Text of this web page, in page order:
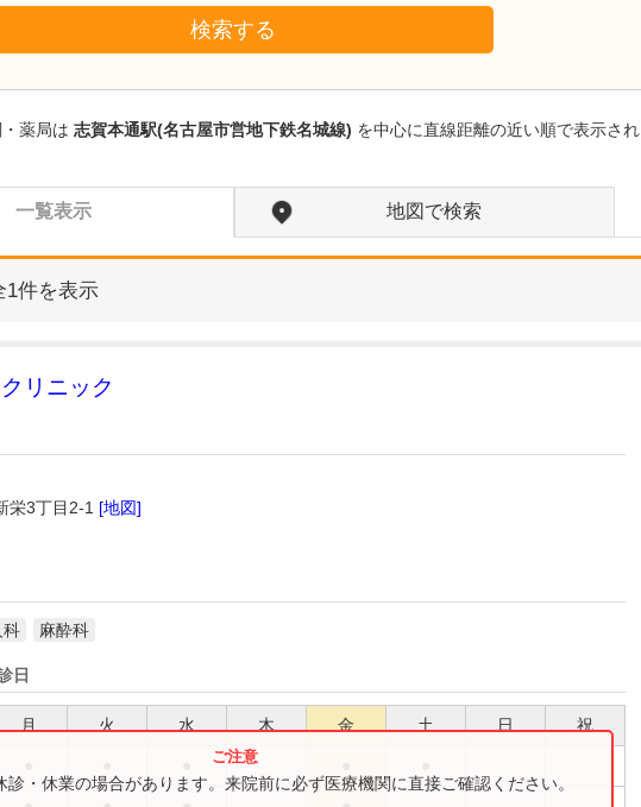
検索する
薬局は 志賀本通駅(名古屋市営地下鉄名城線) を中心に直線距離の近い順で表示され
一覧表示 地図で検索
1件を表示
リニック
栄3丁目2-1 [地図]
科 麻酔科
日
月 火 水 木 金 土 日 祝
診・休業の場合があります。来院前に必ず医療機関に直接ご確認ください。
岡崎ゆうあいクリニック
小林 正学院長取材記事
いるのでしょうか?
高圧水素酸素治療では、
ドーム型のカプセルの中
を1.9気圧の高気圧の環境